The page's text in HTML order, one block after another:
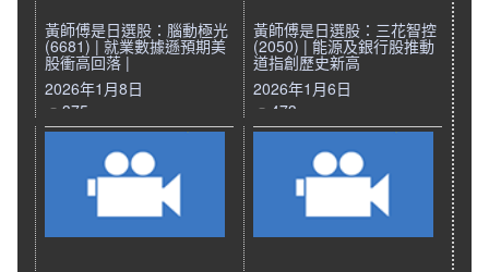
黃師傅是日選股：腦動極光
(6681) | 就業數據遜預期美
股衝高回落 |
2026年1月8日
375
黃師傅是日選股：三花智控
(2050) | 能源及銀行股推動
道指創歷史新高
2026年1月6日
473